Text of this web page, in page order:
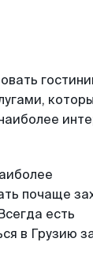
почаще
есть
в Грузию